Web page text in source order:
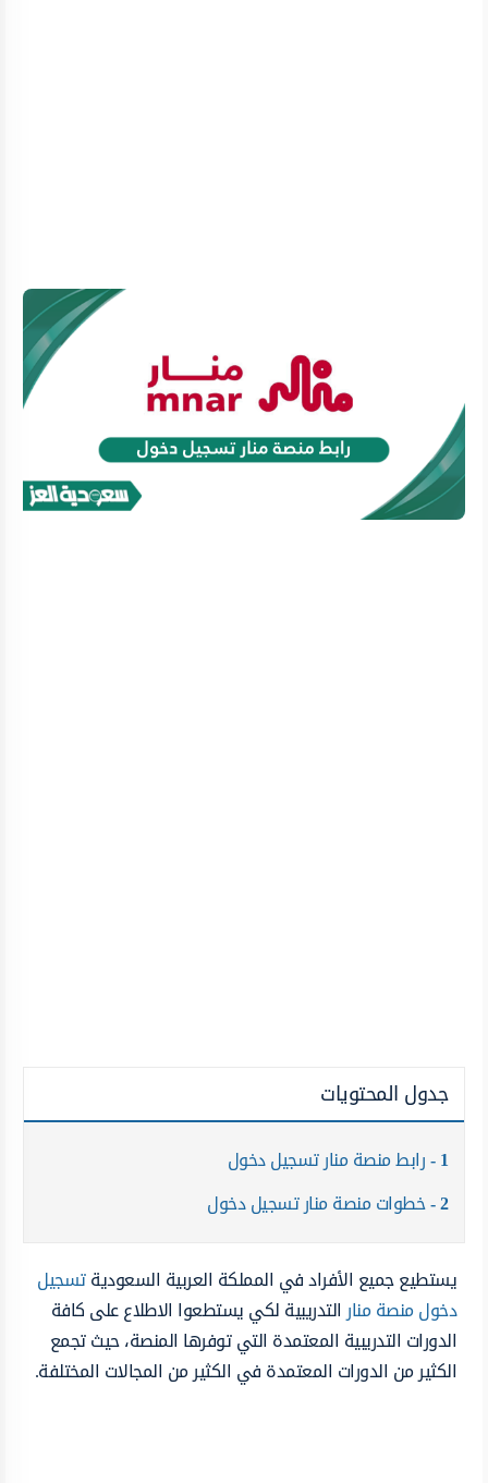
جدول المحتويات
1 رابط منصة منار تسجيل دخول
2 خطوات منصة منار تسجيل دخول
يستطيع جميع الأفراد في المملكة العربية السعوديةتسجيل
دخول منصة منارالتدريبية لكي يستطعوا الاطلاع على كافة
الدورات التدريبية المعتمدة التي توفرها المنصة، حيث تجمع
الكثير من الدورات المعتمدة في الكثير من المجالات المختلفة.